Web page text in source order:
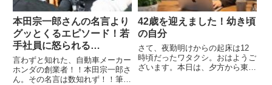
本田宗一郎さんの名言より
グッとくるエピソード！若
手社員に怒られる…
言わずと知れた、自動車メーカー
ホンダの創業者！！本田宗一郎さ
ん。その名言は数知れず！！筆者
42歳を迎えました！幼き頃
の自分
さて、夜勤明けからの起床は12
時頃だったワタクシ。おはようご
ざいます。本日は、夕方から東京